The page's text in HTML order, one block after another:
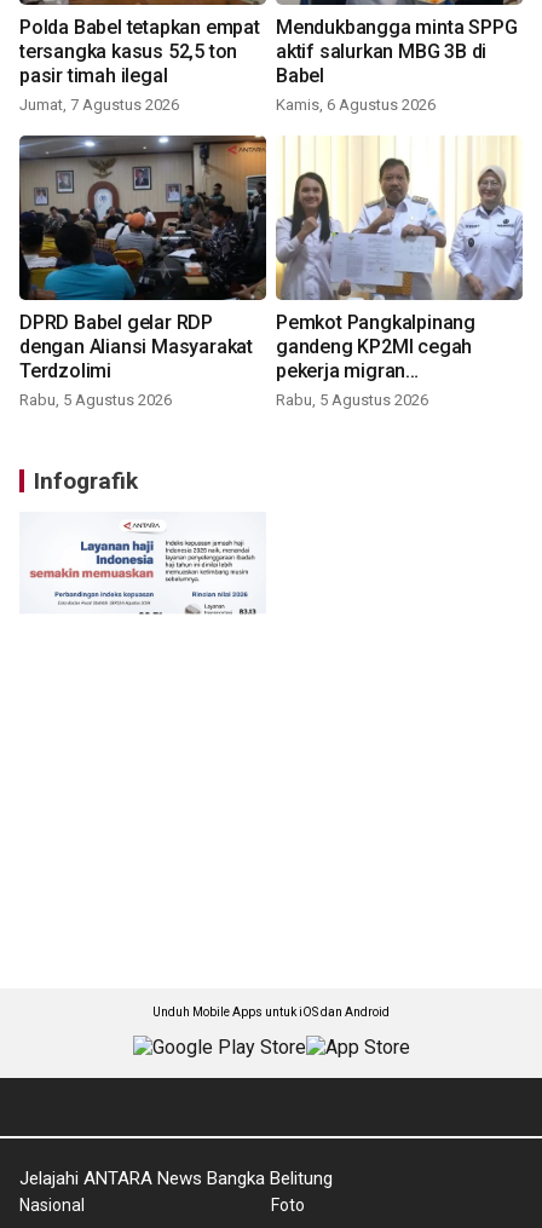
Polda Babel tetapkan empat
tersangka kasus 52,5 ton
pasir timah ilegal
Jumat, 7 Agustus 2026
Mendukbangga minta SPPG
aktif salurkan MBG 3B di
Babel
Kamis, 6 Agustus 2026
DPRD Babel gelar RDP
dengan Aliansi Masyarakat
Terdzolimi
Rabu, 5 Agustus 2026
Pemkot Pangkalpinang
gandeng KP2MI cegah
pekerja migran
nonprosedural
Rabu, 5 Agustus 2026
Infografik
Unduh Mobile Apps untuk iOS dan Android
Jelajahi ANTARA News Bangka Belitung
Nasional
Foto